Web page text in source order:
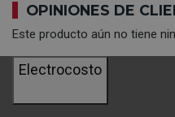
OPINIONES DE
Este producto aún no tiene
Electrocosto